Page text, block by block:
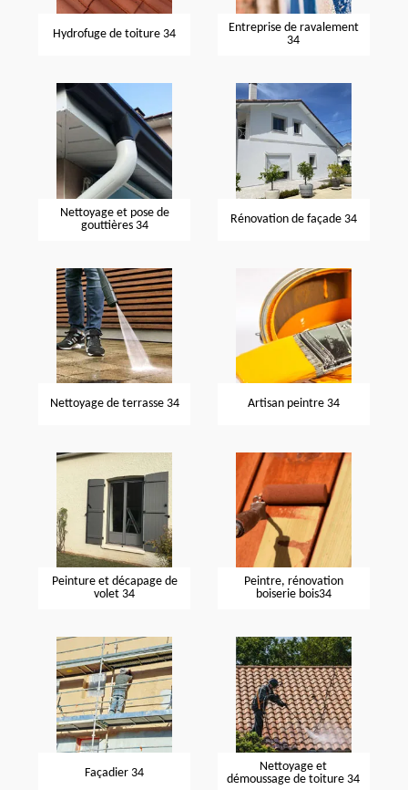
Hydrofuge de toiture 34
Entreprise de ravalement
34
Nettoyage et pose de
gouttières 34
Rénovation de façade 34
Nettoyage de terrasse 34 Artisan peintre 34
Peinture et décapage de
volet 34
Peintre, rénovation
boiserie bois34
Façadier 34
Nettoyage et
démoussage de toiture 34